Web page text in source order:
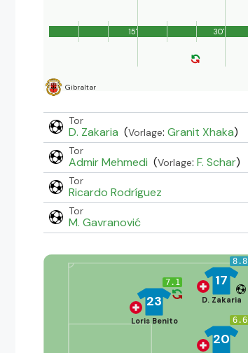
Gibraltar
15' 30'
Tor
D. Zakaria (Vorlage: Granit Xhaka)
Tor
Admir Mehmedi (Vorlage: F. Schar)
Tor
Ricardo Rodríguez
Tor
M. Gavranović
7.1
23
Loris Benito
8.8
17
D. Zakaria
6.6
20